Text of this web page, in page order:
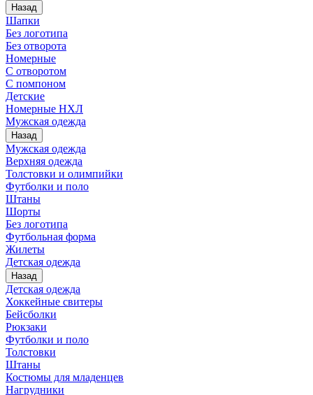
Назад
Шапки
Без логотипа
Без отворота
Номерные
С отворотом
С помпоном
Детские
Номерные НХЛ
Мужская одежда
Назад
Мужская одежда
Верхняя одежда
Толстовки и олимпийки
Футболки и поло
Штаны
Шорты
Без логотипа
Футбольная форма
Жилеты
Детская одежда
Назад
Детская одежда
Хоккейные свитеры
Бейсболки
Рюкзаки
Футболки и поло
Толстовки
Штаны
Костюмы для младенцев
Нагрудники